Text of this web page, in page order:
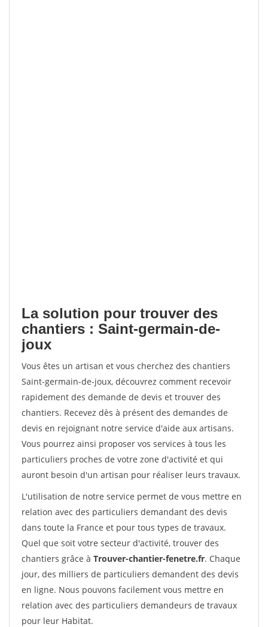
La solution pour trouver des
chantiers : Saint-germain-de-
joux
Vous êtes un artisan et vous cherchez des chantiers
Saint-germain-de-joux, découvrez comment recevoir
rapidement des demande de devis et trouver des
chantiers. Recevez dès à présent des demandes de
devis en rejoignant notre service d'aide aux artisans.
Vous pourrez ainsi proposer vos services à tous les
particuliers proches de votre zone d'activité et qui
auront besoin d'un artisan pour réaliser leurs travaux.
L'utilisation de notre service permet de vous mettre en
relation avec des particuliers demandant des devis
dans toute la France et pour tous types de travaux.
Quel que soit votre secteur d'activité, trouver des
chantiers grâce à Trouver-chantier-fenetre.fr. Chaque
jour, des milliers de particuliers demandent des devis
en ligne. Nous pouvons facilement vous mettre en
relation avec des particuliers demandeurs de travaux
pour leur Habitat.